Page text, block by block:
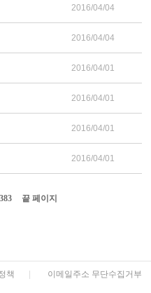
2016/04/04
2016/04/04
2016/04/01
2016/04/01
2016/04/01
2016/04/01
383 끝 페이지
책 | 이메일주소 무단수집거부